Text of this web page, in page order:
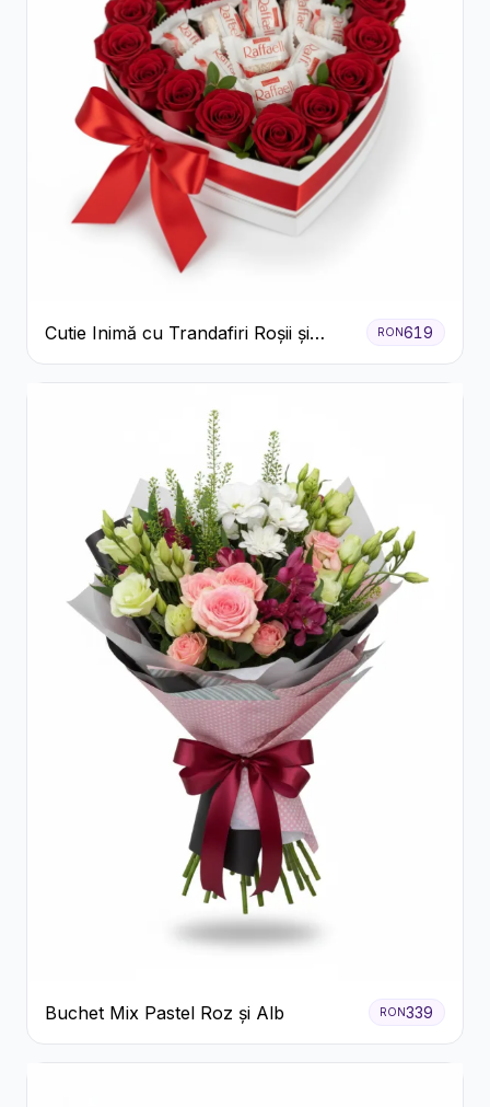
Cutie Inimă cu Trandafiri Roșii și
Bomboane Raffaello
RON619
Buchet Mix Pastel Roz și Alb RON339